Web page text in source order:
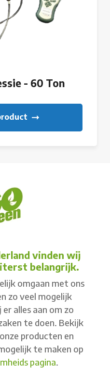
- 60 Ton
vinden wij
belangrijk.
omgaan met ons
zo veel mogelijk
alles aan om zo
te doen. Bekijk
producten en
te maken op
pagina.